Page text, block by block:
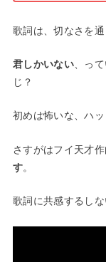
歌詞は、切なさを
君しかいない 、っ
じ？
初めは怖いな、ハ
さすがはフイ天才
す。
歌詞に共感するし